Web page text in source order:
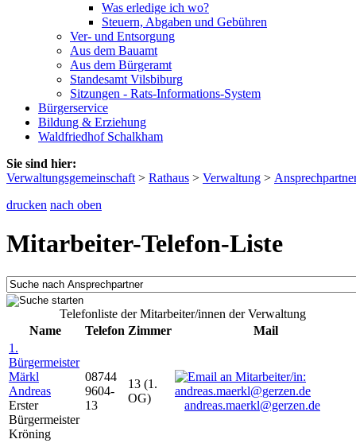
Was erledige ich wo?
Steuern, Abgaben und Gebühren
Ver- und Entsorgung
Aus dem Bauamt
Aus dem Bürgeramt
Standesamt Vilsbiburg
Sitzungen - Rats-Informations-System
Bürgerservice
Bildung & Erziehung
Waldfriedhof Schalkham
Sie sind hier:
Verwaltungsgemeinschaft > Rathaus > Verwaltung >
drucken nach oben
Mitarbeiter-Telefon-Liste
Telefonliste der Mitarbeiter/innen der Verwaltung
Name
Telefon Zimmer
Mail
1.
Bürgermeister
Märkl
Andreas
Erster
Bürgermeister
Kröning
08744
9604-
13
13 (1.
OG)
andreas.maerkl@gerzen.de